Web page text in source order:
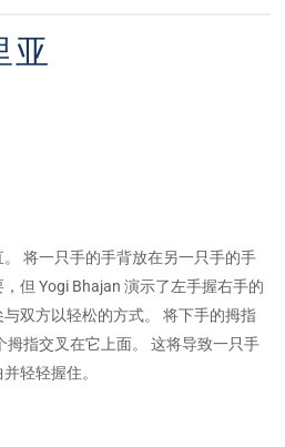
亚
将一只手的手背放在另一只手的手
但 Yogi Bhajan 演示了左手握右手的
双方以轻松的方式。 将下手的拇指
拇指交叉在它上面。 这将导致一只手
轻轻握住。